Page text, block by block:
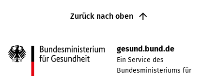
Zurück nach oben
gesund.bund.de
Ein Service des
Bundesministeriums für